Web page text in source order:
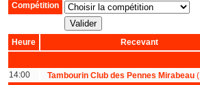
Compétition
Heure Recevant
14:00
Tambourin Club des Pennes Mirabeau (